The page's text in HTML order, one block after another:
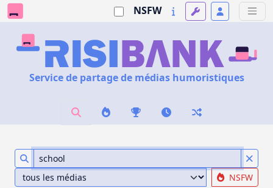
NSFW
Service de partage de médias humoristiques
NSFW